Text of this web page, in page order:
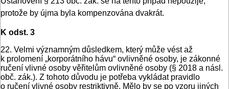
protože by újma byla kompenzována dvakrát.
K odst. 3
22. Velmi významným důsledkem, který může vést až
k prolomení „korporátního hávu“ ovlivněné osoby, je zákonné
ručení vlivné osoby věřitelům ovlivněné osoby (§ 2018 a násl.
obč. zák.). Z tohoto důvodu je potřeba vykládat pravidlo
o ručení vlivné osoby restriktivně. Mělo by se po vzoru jiných